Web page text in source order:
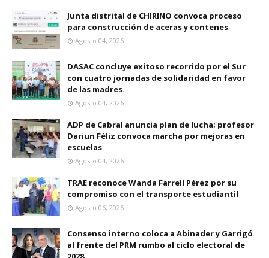
Junta distrital de CHIRINO convoca proceso
para construcción de aceras y contenes
Agosto 04, 2026
DASAC concluye exitoso recorrido por el Sur
con cuatro jornadas de solidaridad en favor
de las madres.
Agosto 04, 2026
ADP de Cabral anuncia plan de lucha; profesor
Dariun Féliz convoca marcha por mejoras en
escuelas
Agosto 04, 2026
TRAE reconoce Wanda Farrell Pérez por su
compromiso con el transporte estudiantil
Agosto 06, 2026
Consenso interno coloca a Abinader y Garrigó
al frente del PRM rumbo al ciclo electoral de